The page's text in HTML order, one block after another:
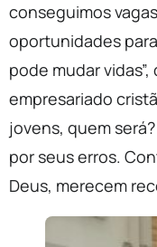
conseguimos
oportunidades
pode mudar
empresariado
jovens, quem
por seus erros.
Deus, merecem